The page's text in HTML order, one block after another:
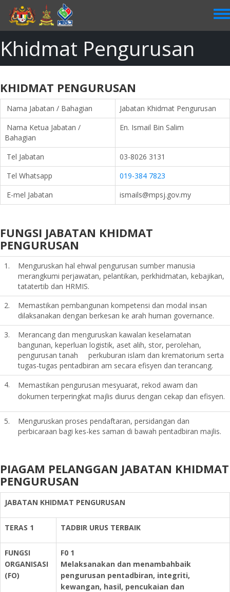
main
content
Khidmat Pengurusan
KHIDMAT PENGURUSAN
Nama Jabatan / Bahagian
Jabatan Khidmat Pengurusan
Nama Ketua Jabatan /
Bahagian
En. Ismail Bin Salim
Tel Jabatan
03-8026 3131
Tel Whatsapp
019-384 7823
E-mel Jabatan
ismails@mpsj.gov.my
FUNGSI JABATAN KHIDMAT
PENGURUSAN
1.
Menguruskan hal ehwal pengurusan sumber manusia
merangkumi perjawatan, pelantikan, perkhidmatan, kebajikan,
tatatertib dan HRMIS.
2.
Memastikan pembangunan kompetensi dan modal insan
dilaksanakan dengan berkesan ke arah human governance.
3.
Merancang dan menguruskan kawalan keselamatan
bangunan, keperluan logistik, aset alih, stor, perolehan,
pengurusan tanah perkuburan islam dan krematorium serta
tugas-tugas pentadbiran am secara efisyen dan terancang.
4.
Memastikan pengurusan mesyuarat, rekod awam dan
dokumen terperingkat majlis diurus dengan cekap dan efisyen.
5.
Menguruskan proses pendaftaran, persidangan dan
perbicaraan bagi kes-kes saman di bawah pentadbiran majlis.
PIAGAM PELANGGAN JABATAN KHIDMAT
PENGURUSAN
JABATAN KHIDMAT PENGURUSAN
TERAS 1 TADBIR URUS TERBAIK
FUNGSI
ORGANISASI
(FO)
F0 1
Melaksanakan dan menambahbaik
pengurusan pentadbiran, integriti,
kewangan, hasil, pencukaian dan